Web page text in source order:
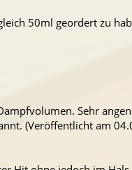
50ml geordert zu
Sehr
(Veröffentlicht am